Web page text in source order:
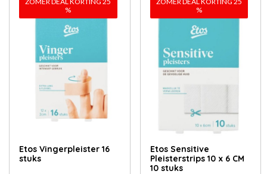
%
Etos Vin­ger­pleis­ter 16
stuks
%
Etos Sensitive
Pleisterstrips 10 x 6 CM
10 stuks